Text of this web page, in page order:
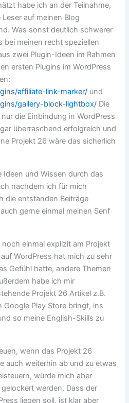
habe ich an der Teilnahme,
auf meinen Blog
Was sonst deutlich schwerer
bei meinen recht speziellen
zwei Plugin-Ideen im Rahmen
ersten Plugins im WordPress
affiliate-link-marker/ und
gallery-block-lightbox/ Die
die Einbindung in WordPress
überraschend erfolgreich und
Projekt 26 wäre das sicherlich
Ideen und Wissen durch das
nachdem ich für mich
die entstanden Beiträge
gerne einmal meinen Senf
einmal explizit am Projekt
WordPress hat mich zu sehr
Gefühl hatte, andere Themen
habe ich mir
Projekt 26 Artikel z.B.
Google Play Store bringt, ins
so meine English-Skills zu
wenn das Projekt 26
auch weiterhin ab und zu etwas
würde mich aber
gelockert werden. Dass der
liegen soll, ist klar aber